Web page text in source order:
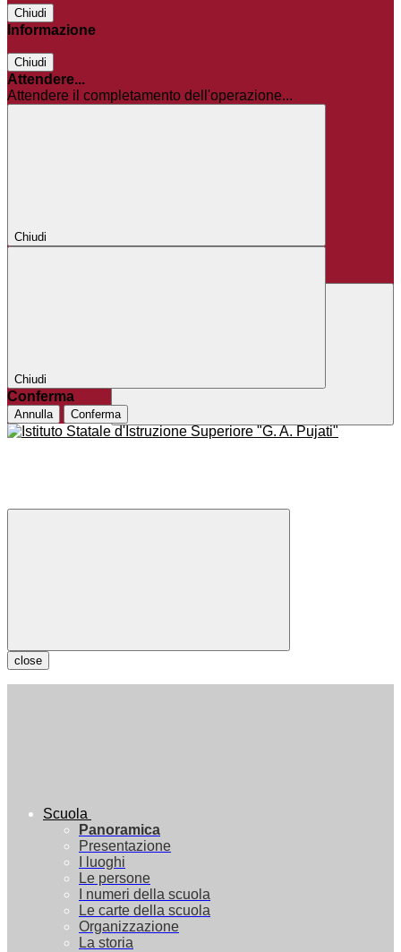
Chiudi
Informazione
Chiudi
Attendere...
Attendere il completamento dell'operazione...
Chiudi
Chiudi
Conferma
Annulla Conferma
close
Scuola
Panoramica
Presentazione
I luoghi
Le persone
I numeri della scuola
Le carte della scuola
Organizzazione
La storia